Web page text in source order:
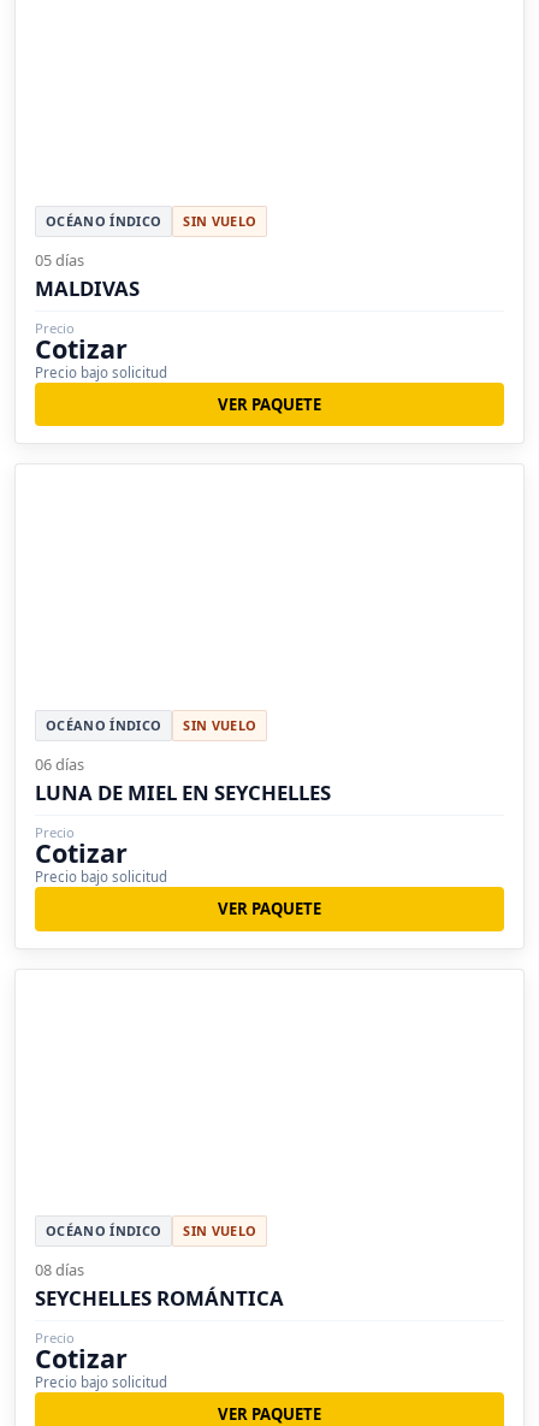
OCÉANO ÍNDICO SIN VUELO
05 días
MALDIVAS
Precio
Cotizar
Precio bajo solicitud
VER PAQUETE
OCÉANO ÍNDICO SIN VUELO
06 días
LUNA DE MIEL EN SEYCHELLES
Precio
Cotizar
Precio bajo solicitud
VER PAQUETE
OCÉANO ÍNDICO SIN VUELO
08 días
SEYCHELLES ROMÁNTICA
Precio
Cotizar
Precio bajo solicitud
VER PAQUETE